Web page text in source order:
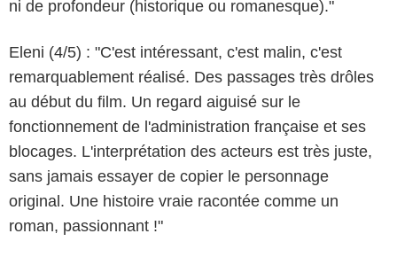
ni de profondeur (historique ou romanesque)."
Eleni (4/5) : "C'est intéressant, c'est malin, c'est
remarquablement réalisé. Des passages très drôles
au début du film. Un regard aiguisé sur le
fonctionnement de l'administration française et ses
blocages. L'interprétation des acteurs est très juste,
sans jamais essayer de copier le personnage
original. Une histoire vraie racontée comme un
roman, passionnant !"